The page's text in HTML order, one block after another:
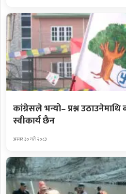
कांग्रेसले भन्यो– प्रश्न उठाउनेमाथि
स्वीकार्य छैन
असार ३० गते २०८३